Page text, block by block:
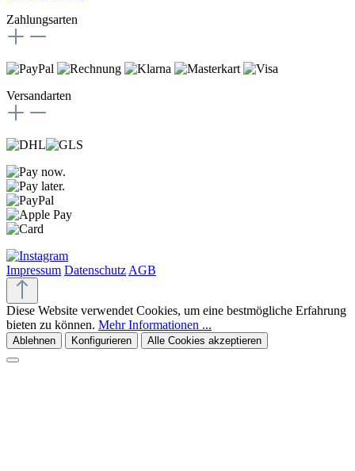
Zahlungsarten
Versandarten
Impressum Datenschutz AGB
Diese Website verwendet Cookies, um eine bestmögliche Erfahrung
bieten zu können. Mehr Informationen ...
Ablehnen Konfigurieren Alle Cookies akzeptieren